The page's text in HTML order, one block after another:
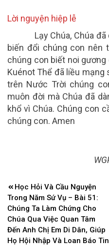
Lời nguyện hiệp lễ
Lạy Chúa, Chúa
biến đổi chúng con nên
chúng con biết noi
Kuénot Thể đã liều mạng
trên Nước Trời chúng
muôn đời mà Chúa đã
khổ vì Chúa. Chúng con
chúng con. Amen
Điều
hướng
bài
viết
Học Hỏi Và Cầu Nguyện
Trong Năm Sứ Vụ – Bài 51:
Chúng Ta Làm Chứng Cho
Chúa Qua Việc Quan Tâm
Đến Anh Chị Em Di Dân, Giúp
Họ Hội Nhập Và Loan Báo Tin